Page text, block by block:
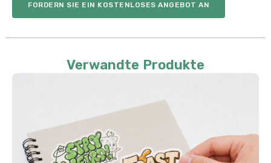
FORDERN SIE EIN KOSTENLOSES ANGEBOT AN
Verwandte Produkte